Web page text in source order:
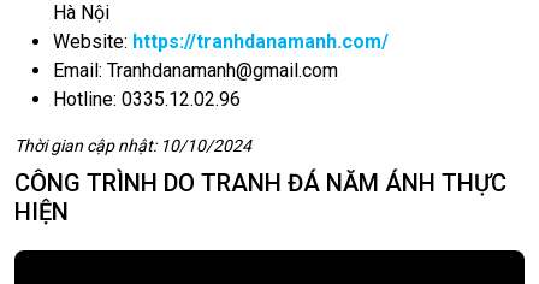
Hà Nội
Website: https://tranhdanamanh.com/
Email: Tranhdanamanh@gmail.com
Hotline: 0335.12.02.96
Thời gian cập nhật: 10/10/2024
CÔNG TRÌNH DO TRANH ĐÁ NĂM ÁNH THỰC
HIỆN